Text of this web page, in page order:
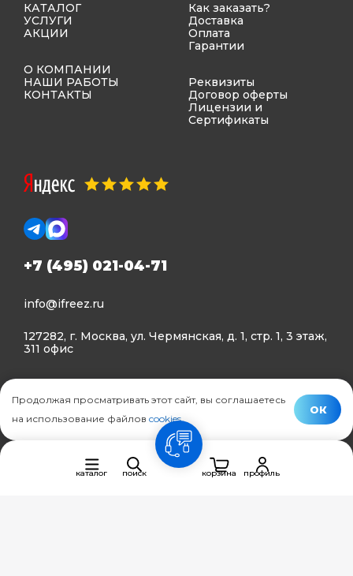
КАТАЛОГ
УСЛУГИ
АКЦИИ
О КОМПАНИИ
НАШИ РАБОТЫ
КОНТАКТЫ
Как заказать?
Доставка
Оплата
Гарантии
Реквизиты
Договор оферты
Лицензии и
Сертификаты
+7 (495) 021-04-71
info@ifreez.ru
127282, г. Москва, ул. Чермянская, д. 1, стр. 1, 3 этаж,
311 офис
Политика конфиденциальности
© Ifreez - продажа и установка климатической техники,
каталог поиск
связь
корзина
профиль
Продолжая просматривать этот сайт, вы соглашаетесь
на использование файлов cookies.
ОК